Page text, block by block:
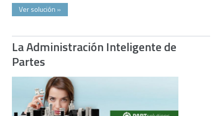
Ver solución »
La Administración Inteligente de
Partes